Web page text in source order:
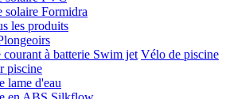
solaire Formidra
les produits
courant à batterie Swim jet Vélo de piscine
piscine
lame d'eau